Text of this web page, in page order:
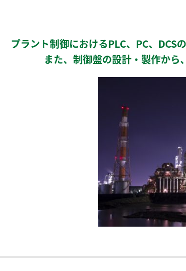
プラント制御におけるPLC、PC、DCS
また、制御盤の設計・製作から